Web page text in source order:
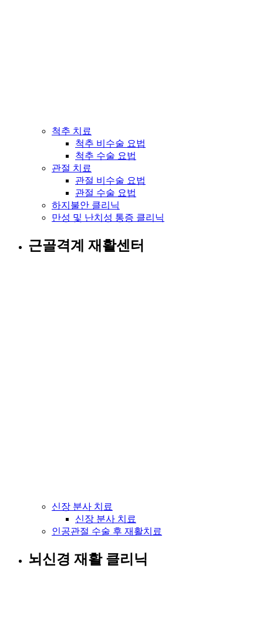
척추 치료
척추 비수술 요법
척추 수술 요법
관절 치료
관절 비수술 요법
관절 수술 요법
하지불안 클리닉
만성 및 난치성 통증 클리닉
근골격계 재활센터
신장 분사 치료
신장 분사 치료
인공관절 수술 후 재활치료
뇌신경 재활 클리닉